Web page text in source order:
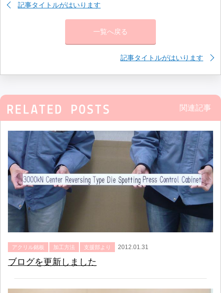
記事タイトルがはいります
一覧へ戻る
記事タイトルがはいります
関連記事
アクリル銘板 加工方法 支援部より 2012.01.31
ブログを更新しました